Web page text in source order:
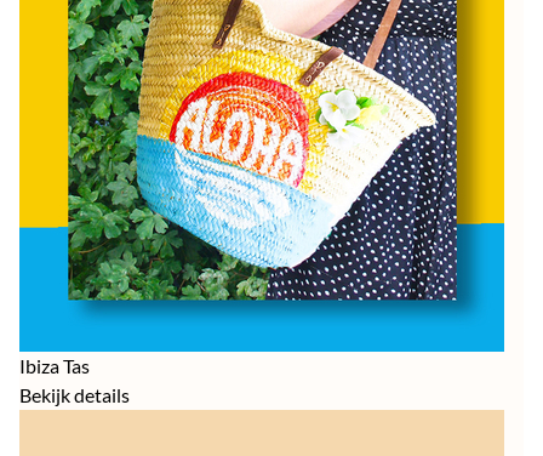
Ibiza Tas
Bekijk details